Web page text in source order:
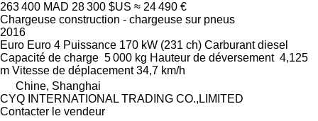
263 400 MAD 28 300 $US ≈ 24 490 €
Chargeuse construction - chargeuse sur pneus
2016
Euro Euro 4 Puissance 170 kW (231 ch) Carburant diesel
Capacité de charge 5 000 kg Hauteur de déversement 4,125
m Vitesse de déplacement 34,7 km/h
Chine, Shanghai
CYQ INTERNATIONAL TRADING CO.,LIMITED
Contacter le vendeur